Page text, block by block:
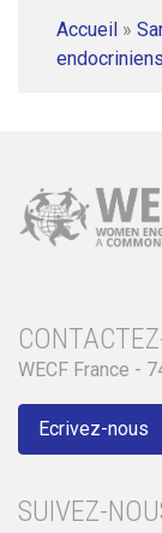
Accueil »
endocriniens
WECF France -
Ecrivez-nous
SUIVEZ-